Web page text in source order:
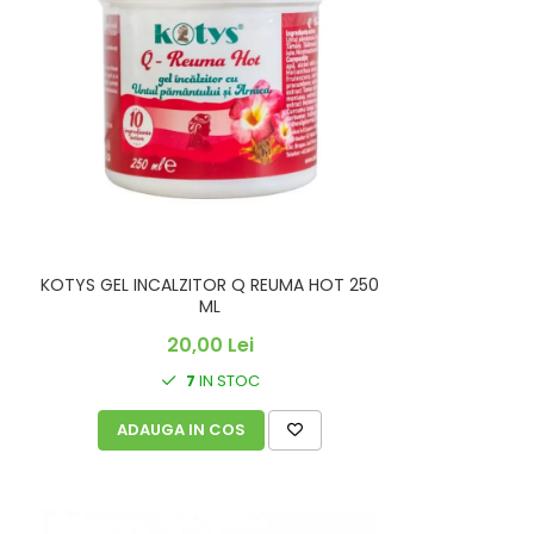
KOTYS GEL INCALZITOR Q REUMA HOT 250
ML
20,00 Lei
7 IN STOC
ADAUGA IN COS